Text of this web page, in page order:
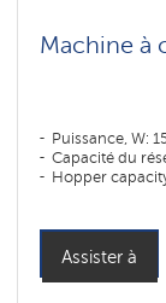
Machine à
Puissance, W:
Capacité du
Hopper
Assister à